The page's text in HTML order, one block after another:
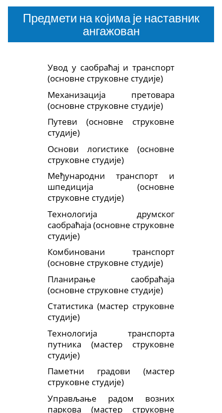
Предмети на којима је наставник
ангажован
Увод у саобраћај и транспорт
(основне струковне студије)
Механизација претовара
(основне струковне студије)
Путеви (основне струковне
студије)
Основи логистике (основне
струковне студије)
Међународни транспорт и
шпедиција (основне
струковне студије)
Технологија друмског
саобраћаја (основне струковне
студије)
Комбиновани транспорт
(основне струковне студије)
Планирање саобраћаја
(основне струковне студије)
Статистика (мастер струковне
студије)
Технологија транспорта
путника (мастер струковне
студије)
Паметни градови (мастер
струковне студије)
Управљање радом возних
паркова (мастер струковне